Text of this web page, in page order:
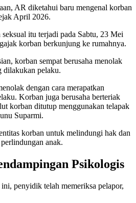
AR diketahui baru mengenal korban
April 2026.
itu terjadi pada Sabtu, 23 Mei
korban berkunjung ke rumahnya.
korban sempat berusaha menolak
dilakukan pelaku.
dengan cara merapatkan
Korban juga berusaha berteriak
korban ditutup menggunakan telapak
Suparmi.
korban untuk melindungi hak dan
anak.
Psikologis
penyidik telah memeriksa pelapor,